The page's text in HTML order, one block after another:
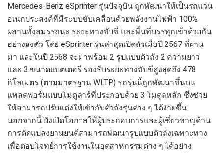
Mercedes-Benz eSprinter รุ่นปัจจุบัน ถูกพัฒนาให้เป็นรถแวน
อเนกประสงค์ที่มีระบบขับเคลื่อนด้วยพลังงานไฟฟ้า 100%
ผสานทั้งสมรรถนะ ระยะทางขับขี่ และพื้นที่บรรทุกเข้าด้วยกัน
อย่างลงตัว โดย eSprinter รุ่นล่าสุดเปิดตัวเมื่อปี 2567 ที่ผ่าน
มา และในปี 2568 จะมาพร้อม 2 รูปแบบตัวถัง 2 ความยาว
และ 3 ขนาดแบตเตอรี่ รองรับระยะทางขับขี่สูงสุดถึง 478
กิโลเมตร (ตามมาตรฐาน WLTP) รถรุ่นนี้ถูกพัฒนาขึ้นบน
แพลตฟอร์มแบบโมดูลาร์ที่ประกอบด้วย 3 โมดูลหลัก ซึ่งช่วย
ให้สามารถปรับแต่งให้เข้ากับตัวถังรุ่นต่าง ๆ ได้ง่ายขึ้น
นอกจากนี้ ยังเปิดโอกาสให้ผู้ประกอบการและผู้เชี่ยวชาญด้าน
การดัดแปลงยานยนต์สามารถพัฒนารูปแบบตัวถังเฉพาะทาง
เพื่อตอบโจทย์การใช้งานในอุตสาหกรรมต่าง ๆ ได้อย่าง